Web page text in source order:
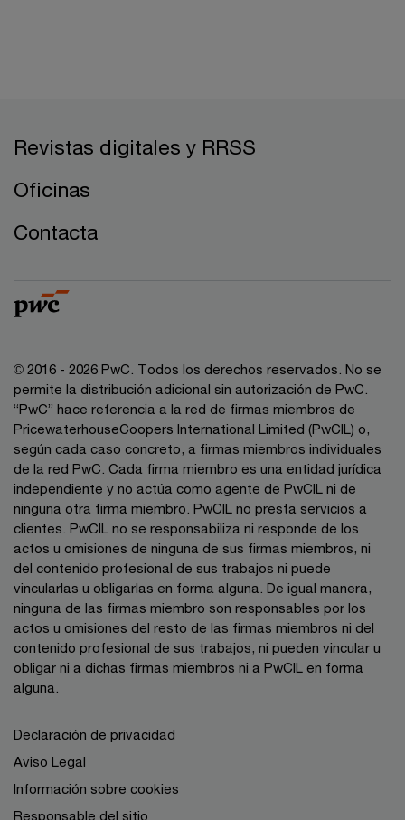
Revistas digitales y RRSS
Oficinas
Contacta
© 2016 - 2026 PwC. Todos los derechos reservados. No se
permite la distribución adicional sin autorización de PwC.
“PwC” hace referencia a la red de firmas miembros de
PricewaterhouseCoopers International Limited (PwCIL) o,
según cada caso concreto, a firmas miembros individuales
de la red PwC. Cada firma miembro es una entidad jurídica
independiente y no actúa como agente de PwCIL ni de
ninguna otra firma miembro. PwCIL no presta servicios a
clientes. PwCIL no se responsabiliza ni responde de los
actos u omisiones de ninguna de sus firmas miembros, ni
del contenido profesional de sus trabajos ni puede
vincularlas u obligarlas en forma alguna. De igual manera,
ninguna de las firmas miembro son responsables por los
actos u omisiones del resto de las firmas miembros ni del
contenido profesional de sus trabajos, ni pueden vincular u
obligar ni a dichas firmas miembros ni a PwCIL en forma
alguna.
Declaración de privacidad
Aviso Legal
Información sobre cookies
Responsable del sitio